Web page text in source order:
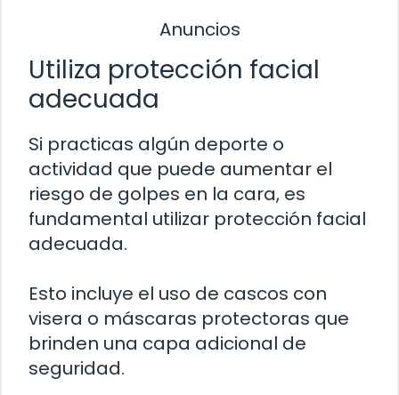
Anuncios
Utiliza protección facial
adecuada
Si practicas algún deporte o
actividad que puede aumentar el
riesgo de golpes en la cara, es
fundamental utilizar protección facial
adecuada.
Esto incluye el uso de cascos con
visera o máscaras protectoras que
brinden una capa adicional de
seguridad.